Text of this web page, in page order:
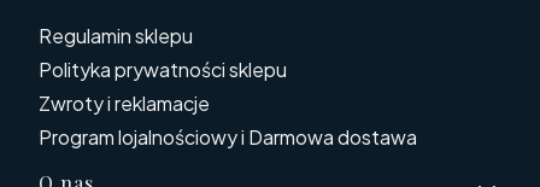
Regulamin sklepu
Polityka prywatności sklepu
Zwroty i reklamacje
Program lojalnościowy i Darmowa dostawa